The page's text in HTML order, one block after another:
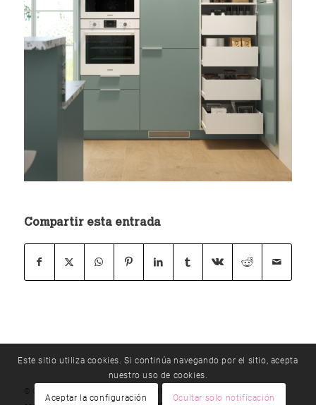
Compartir esta entrada
© Copyright - método |
Este sitio utiliza cookies. Si continúa navegando por el sitio, acepta
nuestro uso de cookies.
Aceptar la configuración Ocultar solo notificación